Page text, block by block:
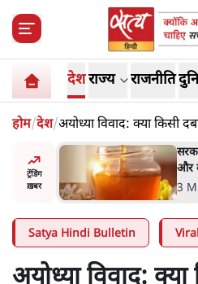
देशराज्य राजनीति
होम/देश/अयोध्या विवाद: क्या किसी
वापस लेने की ख़बर?
ट्रेंडिंग
ख़बर
और
रोक
3
Satya Hindi Bulletin